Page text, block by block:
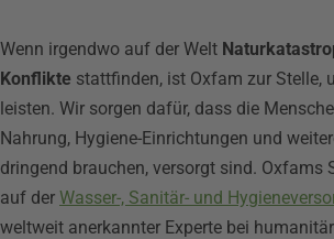
Wenn irgendwo auf der Welt
Konflikte stattfinden, ist Oxfam zur Stelle,
leisten. Wir sorgen dafür, dass die
Nahrung, Hygiene-Einrichtungen und
dringend brauchen, versorgt sind. Oxfams
auf der Wasser-, Sanitär- und
weltweit anerkannter Experte bei